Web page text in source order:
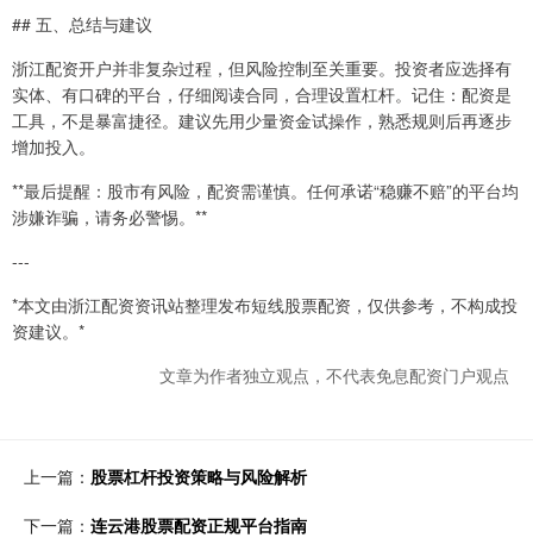
## 五、总结与建议
浙江配资开户并非复杂过程，但风险控制至关重要。投资者应选择有
实体、有口碑的平台，仔细阅读合同，合理设置杠杆。记住：配资是
工具，不是暴富捷径。建议先用少量资金试操作，熟悉规则后再逐步
增加投入。
**最后提醒：股市有风险，配资需谨慎。任何承诺“稳赚不赔”的平台均
涉嫌诈骗，请务必警惕。**
---
*本文由浙江配资资讯站整理发布短线股票配资，仅供参考，不构成投
资建议。*
文章为作者独立观点，不代表免息配资门户观点
上一篇： 股票杠杆投资策略与风险解析
下一篇： 连云港股票配资正规平台指南